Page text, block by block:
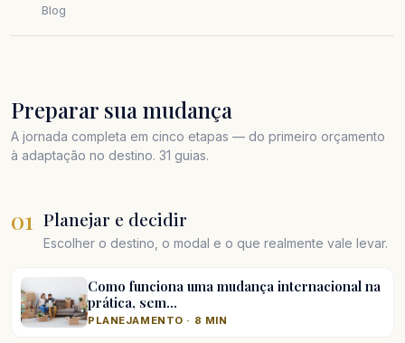
Blog
Preparar sua mudança
A jornada completa em cinco etapas — do primeiro orçamento
à adaptação no destino. 31 guias.
01 Planejar e decidir
Escolher o destino, o modal e o que realmente vale levar.
Como funciona uma mudança internacional na
prática, sem…
PLANEJAMENTO · 8 MIN